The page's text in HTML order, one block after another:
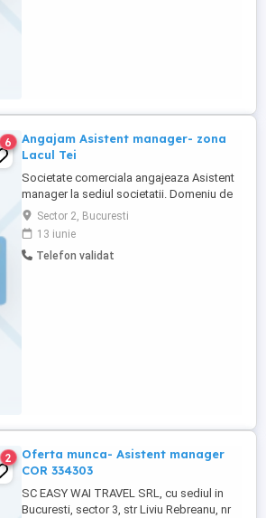
6
Angajam Asistent manager- zona
Lacul Tei
Societate comerciala angajeaza Asistent
manager la sediul societatii. Domeniu de
activitate: inchiriere, administrare,
exploatare imobile proprii. Cerinte: studii
superioare, minim 3 ani experienta pe un
post similar, cunostinte bune operare PC
Sector 2, Bucuresti
13 iunie
Telefon validat
2
Oferta munca- Asistent manager
COR 334303
SC EASY WAI TRAVEL SRL, cu sediul in
Bucuresti, sector 3, str Liviu Rebreanu, nr